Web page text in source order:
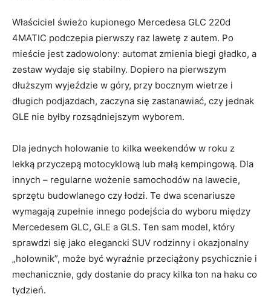
Właściciel świeżo kupionego Mercedesa GLC 220d
4MATIC podczepia pierwszy raz lawetę z autem. Po
mieście jest zadowolony: automat zmienia biegi gładko, a
zestaw wydaje się stabilny. Dopiero na pierwszym
dłuższym wyjeździe w góry, przy bocznym wietrze i
długich podjazdach, zaczyna się zastanawiać, czy jednak
GLE nie byłby rozsądniejszym wyborem.
Dla jednych holowanie to kilka weekendów w roku z
lekką przyczepą motocyklową lub małą kempingową. Dla
innych – regularne wożenie samochodów na lawecie,
sprzętu budowlanego czy łodzi. Te dwa scenariusze
wymagają zupełnie innego podejścia do wyboru między
Mercedesem GLC, GLE a GLS. Ten sam model, który
sprawdzi się jako elegancki SUV rodzinny i okazjonalny
„holownik”, może być wyraźnie przeciążony psychicznie i
mechanicznie, gdy dostanie do pracy kilka ton na haku co
tydzień.